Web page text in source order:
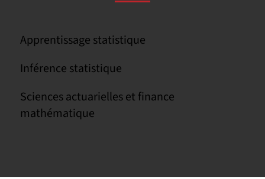
Apprentissage statistique
Inférence statistique
Sciences actuarielles et finance
mathématique